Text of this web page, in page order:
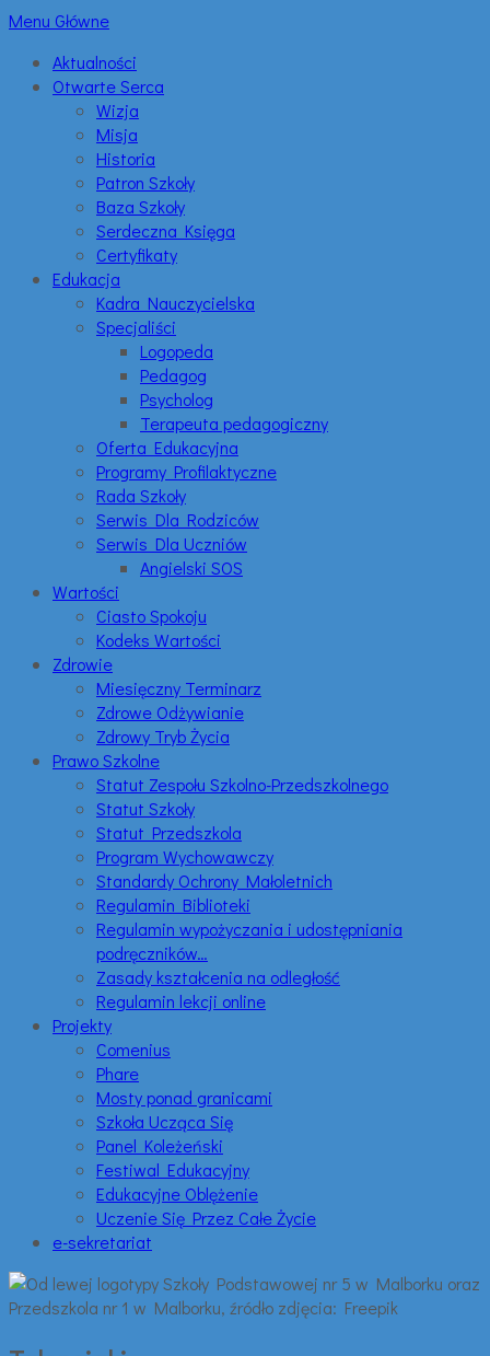
Menu Główne
Aktualności
Otwarte Serca
Wizja
Misja
Historia
Patron Szkoły
Baza Szkoły
Serdeczna Księga
Certyfikaty
Edukacja
Kadra Nauczycielska
Specjaliści
Logopeda
Pedagog
Psycholog
Terapeuta pedagogiczny
Oferta Edukacyjna
Programy Profilaktyczne
Rada Szkoły
Serwis Dla Rodziców
Serwis Dla Uczniów
Angielski SOS
Wartości
Ciasto Spokoju
Kodeks Wartości
Zdrowie
Miesięczny Terminarz
Zdrowe Odżywianie
Zdrowy Tryb Życia
Prawo Szkolne
Statut Zespołu Szkolno-Przedszkolnego
Statut Szkoły
Statut Przedszkola
Program Wychowawczy
Standardy Ochrony Małoletnich
Regulamin Biblioteki
Regulamin wypożyczania i udostępniania
podręczników…
Zasady kształcenia na odległość
Regulamin lekcji online
Projekty
Comenius
Phare
Mosty ponad granicami
Szkoła Ucząca Się
Panel Koleżeński
Festiwal Edukacyjny
Edukacyjne Oblężenie
Uczenie Się Przez Całe Życie
e-sekretariat